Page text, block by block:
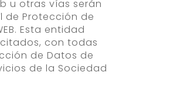
u otras vías serán
de Protección de
Esta entidad
con todas
de Datos de
de la Sociedad